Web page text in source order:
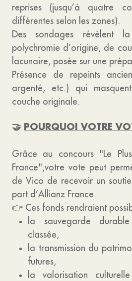
reprises (jusqu’à quatre
différentes selon les zones).
Des sondages révèlent
polychromie d’origine, de
lacunaire, posée sur une
Présence de repeints
argenté, etc.) qui
couche originale.
🤝 POURQUOI VOTRE
Grâce au concours "Le
France",votre vote peut
de Vico de recevoir un
part d’Allianz France.
👉 Ces fonds rendraient
la sauvegarde
classée,
la transmission du
futures,
la valorisation